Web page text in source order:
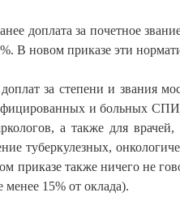
доплата за почетное
В новом приказе эти
за степени и звания
и больных
а также для
туберкулезных,
приказе также ничего не
менее 15% от оклада).